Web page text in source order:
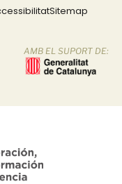
Sitemap
AMB EL SUPORT DE: